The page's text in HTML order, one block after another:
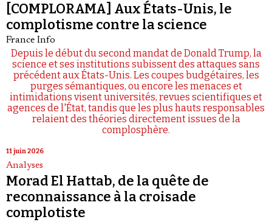
[COMPLORAMA] Aux États-Unis, le
complotisme contre la science
France Info
Depuis le début du second mandat de Donald Trump, la
science et ses institutions subissent des attaques sans
précédent aux États-Unis. Les coupes budgétaires, les
purges sémantiques, ou encore les menaces et
intimidations visent universités, revues scientifiques et
agences de l'État, tandis que les plus hauts responsables
relaient des théories directement issues de la
complosphère.
11 juin 2026
Analyses
Morad El Hattab, de la quête de
reconnaissance à la croisade
complotiste